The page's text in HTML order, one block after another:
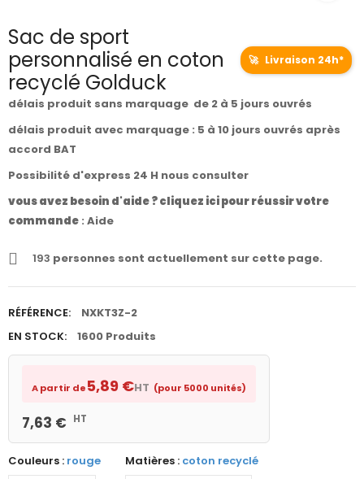
Sac de sport
personnalisé en coton
recyclé Golduck
🚀 Livraison 24h*
délais produit sans marquage de 2 à 5 jours ouvrés
délais produit avec marquage : 5 à 10 jours ouvrés après
accord BAT
Possibilité d'express 24 H nous consulter
vous avez besoin d'aide ? cliquez ici pour réussir votre
commande : Aide
193 personnes sont actuellement sur cette page.
RÉFÉRENCE:
NXKT3Z-2
EN STOCK:
1600 Produits
A partir de5,89 €HT (pour 5000 unités)
7,63 € HT
Couleurs : rouge Matières : coton recyclé